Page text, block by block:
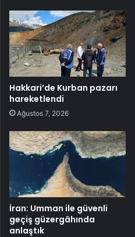
Hakkari’de Kurban pazarı
hareketlendi
Ağustos 7, 2026
İran: Umman ile güvenli
geçiş güzergâhında
anlaştık